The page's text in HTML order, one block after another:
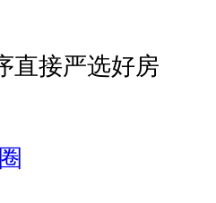
直接严选好房